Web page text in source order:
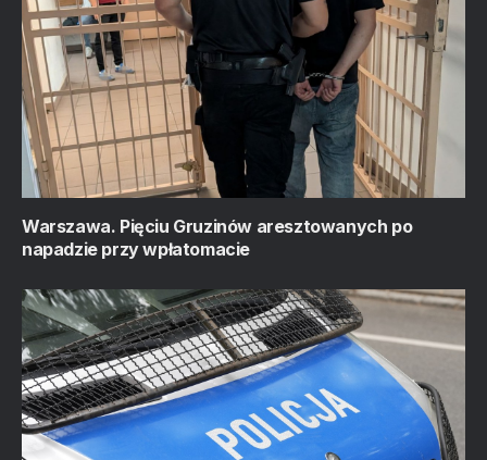
Warszawa. Pięciu Gruzinów aresztowanych po
napadzie przy wpłatomacie